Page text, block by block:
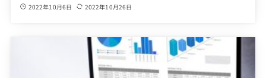
2022年10月6日 2022年10月26日